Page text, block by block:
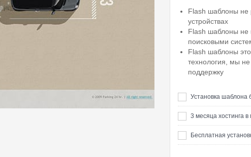
Flash шаблоны не
устройствах
Flash шаблоны не
поисковыми
Flash шаблоны
технология, мы
поддержку
Установка шаблона
3 месяца хостинга в
Бесплатная